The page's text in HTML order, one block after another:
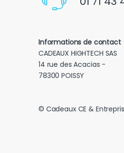
Informations de contact
CADEAUX HIGHTECH SAS
14 rue des Acacias -
78300 POISSY
© Cadeaux CE &